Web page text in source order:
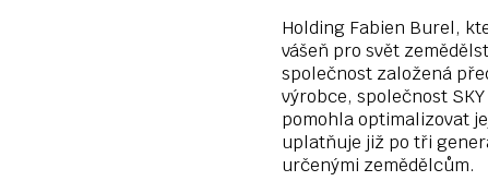
Holding Fabien Burel,
vášeň pro svět
společnost založená
výrobce, společnost
pomohla optimalizovat
uplatňuje již po tři
určenými zemědělcům.